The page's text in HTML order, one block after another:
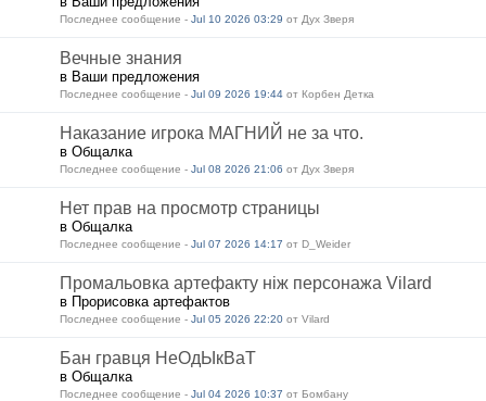
Последнее сообщение - Jul 10 2026 03:29 от Дух Зверя
Вечные знания
в Ваши предложения
Последнее сообщение - Jul 09 2026 19:44 от Корбен Детка
Наказание игрока МАГНИЙ не за что.
в Общалка
Последнее сообщение - Jul 08 2026 21:06 от Дух Зверя
Нет прав на просмотр страницы
в Общалка
Последнее сообщение - Jul 07 2026 14:17 от D_Weider
Промальовка артефакту ніж персонажа Vilard
в Прорисовка артефактов
Последнее сообщение - Jul 05 2026 22:20 от Vilard
Бан гравця НеОдЫкВаТ
в Общалка
Последнее сообщение - Jul 04 2026 10:37 от Бомбану